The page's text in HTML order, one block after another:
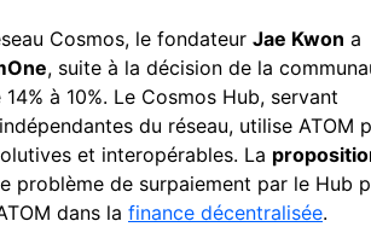
Cosmos, le fondateur Jae Kwon a
, suite à la décision de la
14% à 10%. Le Cosmos Hub, servant
indépendantes du réseau, utilise ATOM
et interopérables. La
problème de surpaiement par le Hub
dans la finance décentralisée.